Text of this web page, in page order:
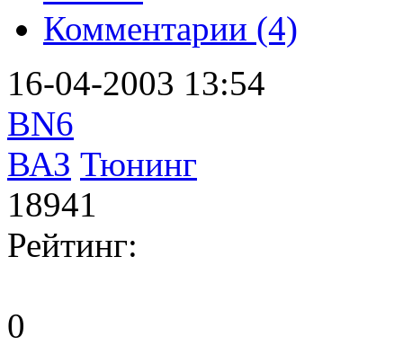
Комментарии (4)
16-04-2003 13:54
BN6
ВАЗ Тюнинг
18941
Рейтинг:
0